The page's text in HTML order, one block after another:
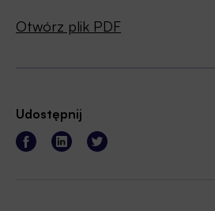
Otwórz plik PDF
Udostępnij